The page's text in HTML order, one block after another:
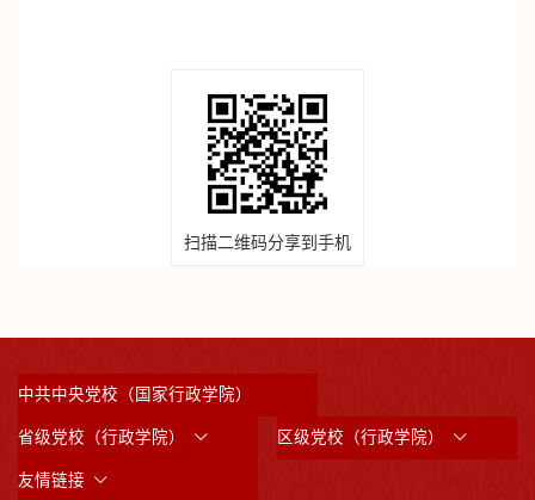
扫描二维码分享到手机
中共中央党校（国家行政学院）
省级党校（行政学院） 区级党校（行政学院）
友情链接